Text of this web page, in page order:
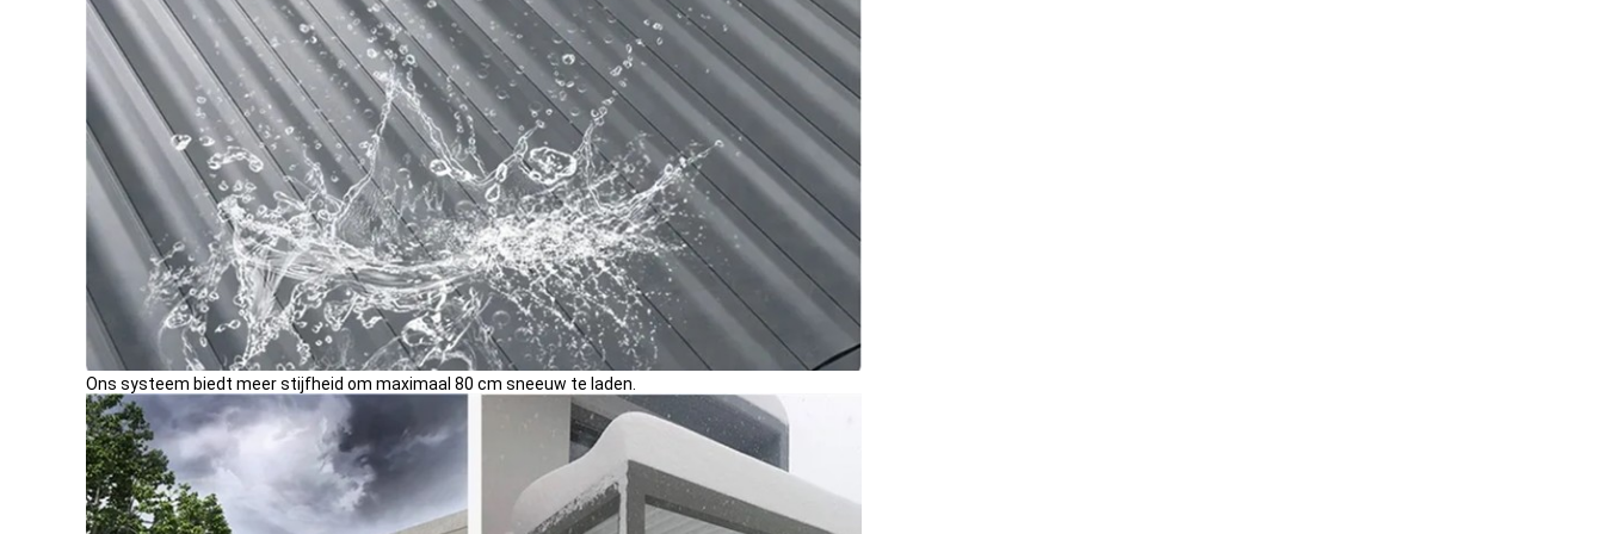
Ons systeem biedt meer stijfheid om maximaal 80 cm sneeuw te laden.